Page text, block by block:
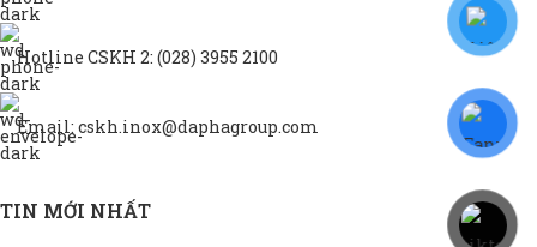
Hotline CSKH 2: (028) 3955 2100
Email: cskh.inox@daphagroup.com
TIN MỚI NHẤT